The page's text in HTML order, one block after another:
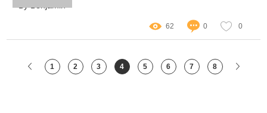
By Benjamin
62 0 0
1 2 3 4 5 6 7 8